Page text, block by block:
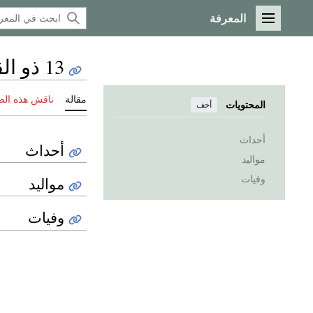
القائمة الرئيسية
المعرفة
المحتويات أخف
أحداث
مواليد
وفيات
13 ذو القعدة
مقالة ناقش هذه
أحداث
مواليد
وفيات